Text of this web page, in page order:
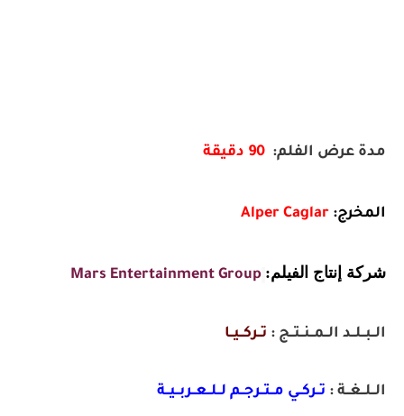
مدة عرض الفلم: 90 دقيقة
المخرج: Alper Caglar
شركة إنتاج الفيلم: Mars Entertainment Group
الــبــلــد الــمــنــتــج : تــركــيــا
الــلــغــة : تــركــي مــتــرجــم لــلــعــربــيــة